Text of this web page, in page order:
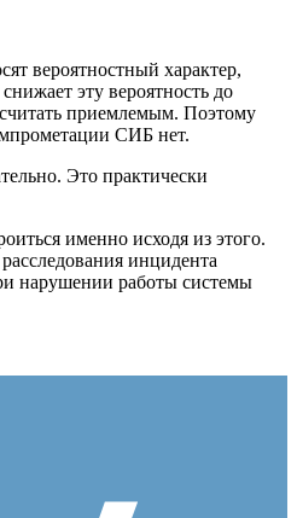
вероятностный характер,
эту вероятность до
приемлемым. Поэтому
СИБ нет.
Это практически
именно исходя из этого.
инцидента
нарушении работы системы